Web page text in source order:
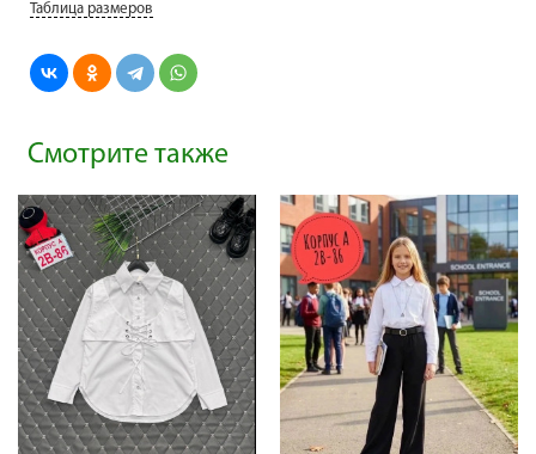
Таблица размеров
Смотрите также